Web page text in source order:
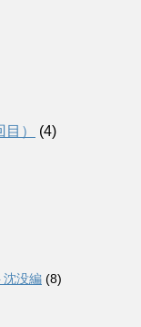
）
(4)
沈没編 (8)